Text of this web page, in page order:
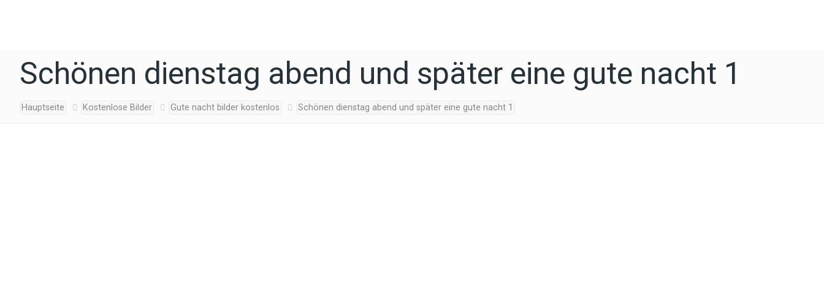
Schönen dienstag abend und später eine gute nacht 1
Hauptseite Kostenlose Bilder Gute nacht bilder kostenlos Schönen dienstag abend und später eine gute nacht 1